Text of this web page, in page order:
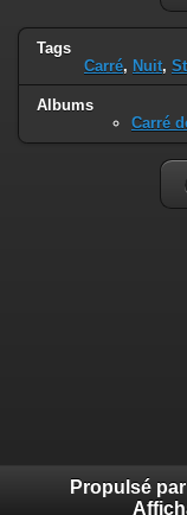
Tags
Carré, Nuit,
Albums
Carré
Propulsé par